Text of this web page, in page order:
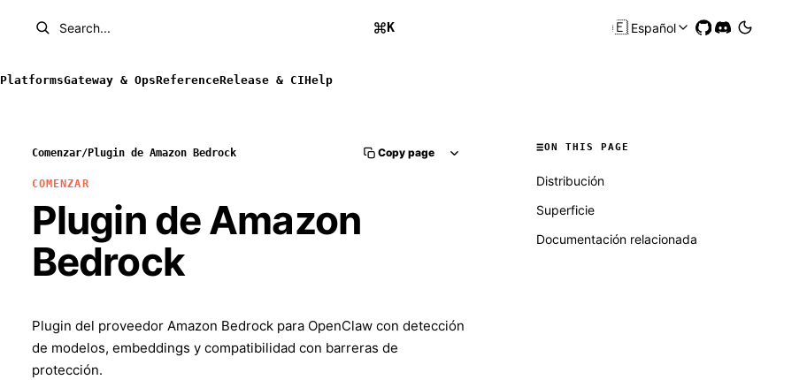
Search... K 🇪🇸Español
PlatformsGateway & OpsReferenceRelease & CIHelp
Comenzar/Plugin de Amazon Bedrock Copy page
COMENZAR
Plugin de Amazon
Bedrock
Plugin del proveedor Amazon Bedrock para OpenClaw con detección
de modelos, embeddings y compatibilidad con barreras de
protección.
ON THIS PAGE
Distribución
Superficie
Documentación relacionada